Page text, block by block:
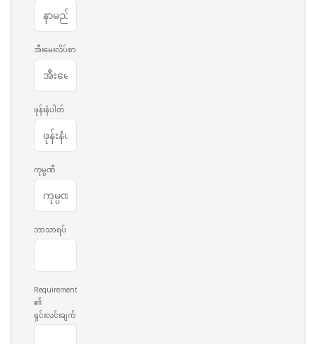
အီးမေးလိပ်စာ
ဖုန်းနံပါတ်
ကုမ္ပဏီ
ဘာသာရပ်
Requirement
၏
ရှင်းလင်းချက်